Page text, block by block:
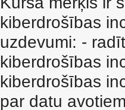
kiberdrošības
uzdevumi: -
kiberdrošības
kiberdrošības
par datu